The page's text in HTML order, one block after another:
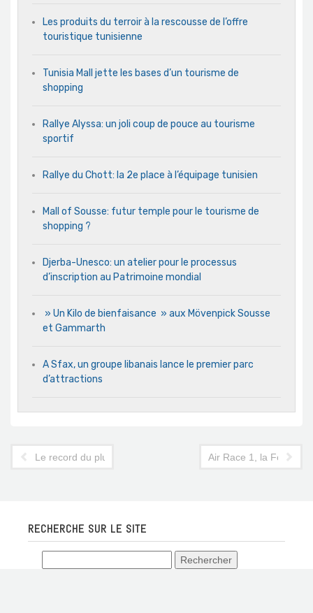
Les produits du terroir à la rescousse de l’offre
touristique tunisienne
Tunisia Mall jette les bases d’un tourisme de
shopping
Rallye Alyssa: un joli coup de pouce au tourisme
sportif
Rallye du Chott: la 2e place à l’équipage tunisien
Mall of Sousse: futur temple pour le tourisme de
shopping ?
Djerba-Unesco: un atelier pour le processus
d’inscription au Patrimoine mondial
» Un Kilo de bienfaisance » aux Mövenpick Sousse
et Gammarth
A Sfax, un groupe libanais lance le premier parc
d’attractions
Le record du plus grand drapeau gâchéAir Race 1, la Formule
RECHERCHE SUR LE SITE